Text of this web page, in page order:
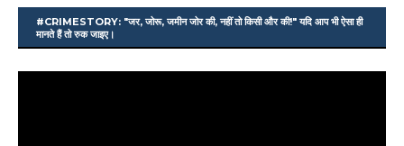
#CRIMESTORY: "जर, जोरू, जमीन जोर की, नहीं तो किसी और की!" यदि आप भी ऐसा ही
मानते हैं तो रुक जाइए।